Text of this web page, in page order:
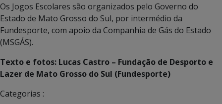
Os Jogos Escolares são organizados pelo Governo do
Estado de Mato Grosso do Sul, por intermédio da
Fundesporte, com apoio da Companhia de Gás do Estado
(MSGÁS).
Texto e fotos: Lucas Castro – Fundação de Desporto e
Lazer de Mato Grosso do Sul (Fundesporte)
Categorias :